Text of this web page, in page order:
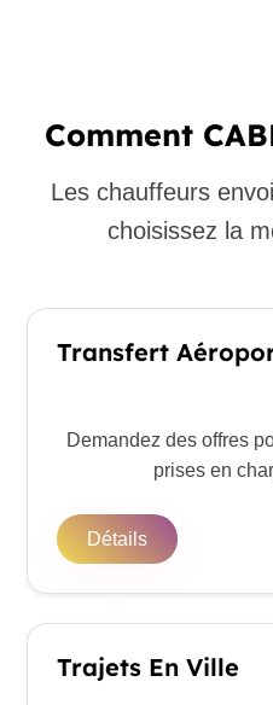
Comment
Les chauffeurs
choisissez la
Transfert
Demandez des offres
prises en
Détails
Trajets En Ville